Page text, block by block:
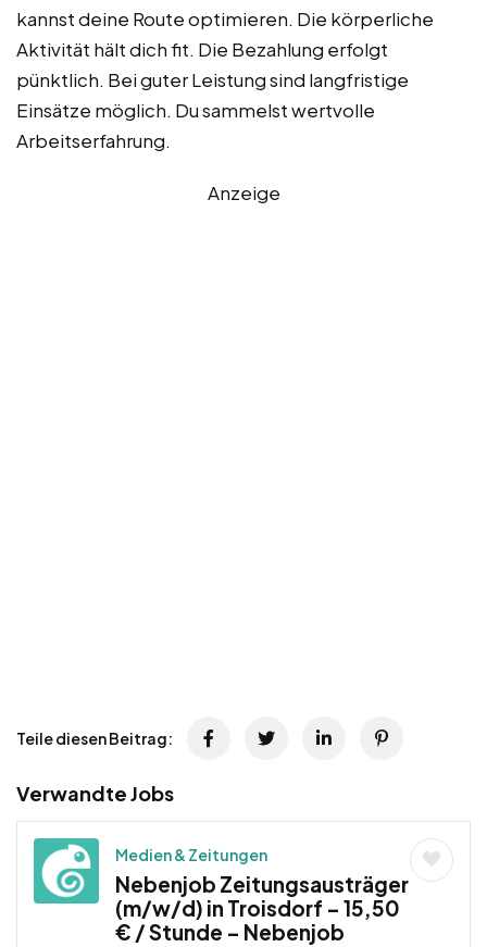
kannst deine Route optimieren. Die körperliche
Aktivität hält dich fit. Die Bezahlung erfolgt
pünktlich. Bei guter Leistung sind langfristige
Einsätze möglich. Du sammelst wertvolle
Arbeitserfahrung.
Anzeige
Teile diesen Beitrag:
Verwandte Jobs
Medien & Zeitungen
Nebenjob Zeitungsausträger
(m/w/d) in Troisdorf – 15,50
€ / Stunde – Nebenjob